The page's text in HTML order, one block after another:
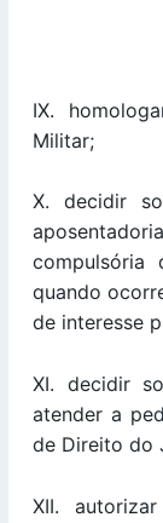
IX.
Militar;
X. decidir
aposentadoria
quando
de interesse
XI. decidir
atender a
de Direito do
XII.